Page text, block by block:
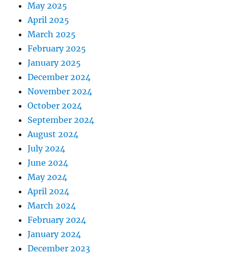
May 2025
April 2025
March 2025
February 2025
January 2025
December 2024
November 2024
October 2024
September 2024
August 2024
July 2024
June 2024
May 2024
April 2024
March 2024
February 2024
January 2024
December 2023